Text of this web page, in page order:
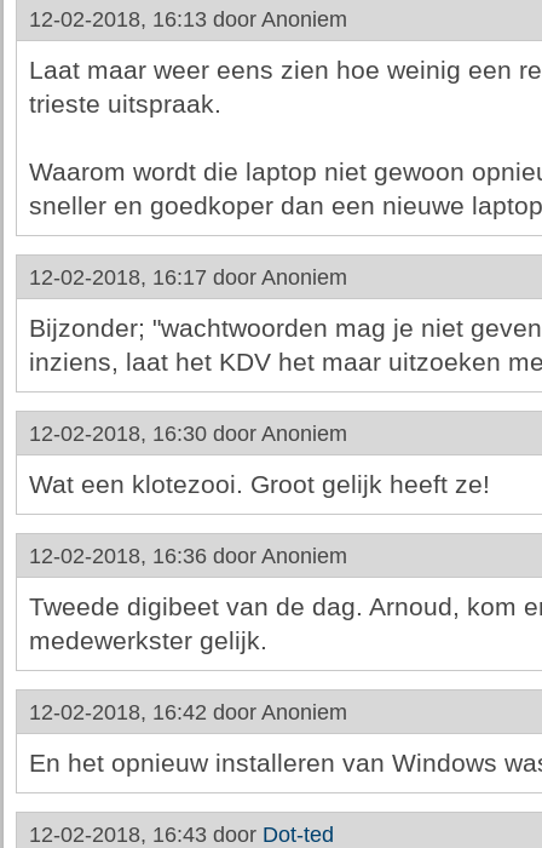
12-02-2018, 16:13 door Anoniem
Laat maar weer eens zien hoe weinig een
trieste uitspraak.
Waarom wordt die laptop niet gewoon
sneller en goedkoper dan een nieuwe
12-02-2018, 16:17 door Anoniem
Bijzonder; "wachtwoorden mag je niet
inziens, laat het KDV het maar uitzoeken
12-02-2018, 16:30 door Anoniem
Wat een klotezooi. Groot gelijk heeft ze!
12-02-2018, 16:36 door Anoniem
Tweede digibeet van de dag. Arnoud, kom
medewerkster gelijk.
12-02-2018, 16:42 door Anoniem
En het opnieuw installeren van Windows
12-02-2018, 16:43 door Dot-ted